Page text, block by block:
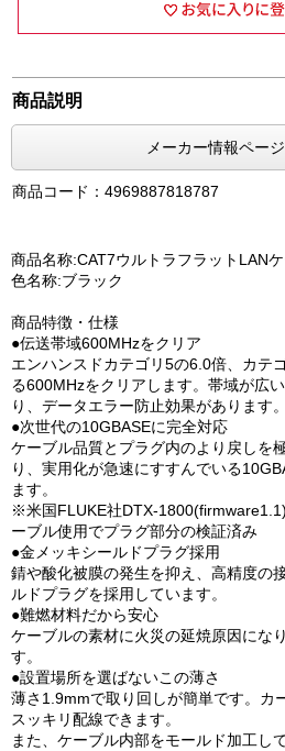
商品説明
メーカー情報ペー
商品コード：4969887818787
商品名称:CAT7ウルトラフラットLAN
色名称:ブラック
商品特徴・仕様
●伝送帯域600MHzをクリア
エンハンスドカテゴリ5の6.0倍、カテ
る600MHzをクリアします。帯域が広
り、データエラー防止効果があります。
●次世代の10GBASEに完全対応
ケーブル品質とプラグ内のより戻しを
り、実用化が急速にすすんでいる
ます。
※米国FLUKE社DTX-
ーブル使用でプラグ部分の検証済み
●金メッキシールドプラグ採用
錆や酸化被膜の発生を抑え、高精度の
ルドプラグを採用しています。
●難燃材料だから安心
ケーブルの素材に火災の延焼原因にな
す。
●設置場所を選ばないこの薄さ
薄さ1.9mmで取り回しが簡単です。カ
スッキリ配線できます。
また、ケーブル内部をモールド加工し